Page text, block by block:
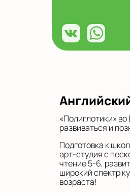
«Полиглотики»
развиваться и
Подготовка к
арт-студия с
чтение 5-6,
широкий спектр
возраста!